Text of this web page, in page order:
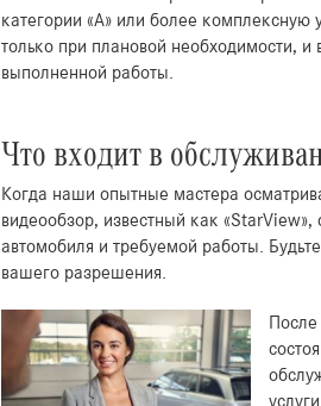
категории «А» или более комплексную
только при плановой необходимости,
выполненной работы.
Что входит в
Когда наши опытные мастера
видеообзор, известный как
автомобиля и требуемой работы.
вашего разрешения.
После